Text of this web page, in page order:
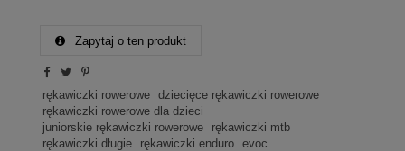
Zapytaj o ten produkt
rękawiczki rowerowe
dziecięce rękawiczki rowerowe
rękawiczki rowerowe dla dzieci
juniorskie rękawiczki rowerowe
rękawiczki mtb
rękawiczki długie
rękawiczki enduro
evoc